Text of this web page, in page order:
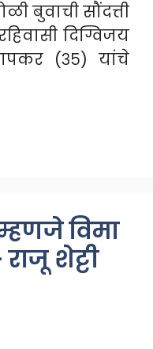
बुवाची सौंदत्ती
दिग्विजय
(३५) यांचे
विमा
शेट्टी